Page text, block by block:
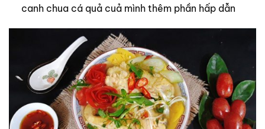
canh chua cá quả cuả mình thêm phần hấp dẫn